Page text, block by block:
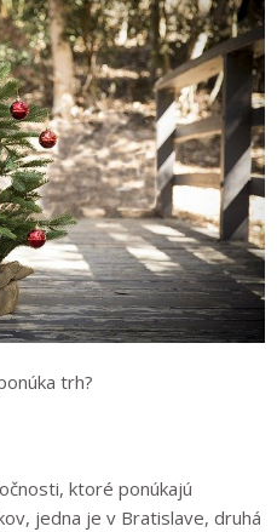
trh?
ktoré ponúkajú
jedna je v Bratislave, druhá